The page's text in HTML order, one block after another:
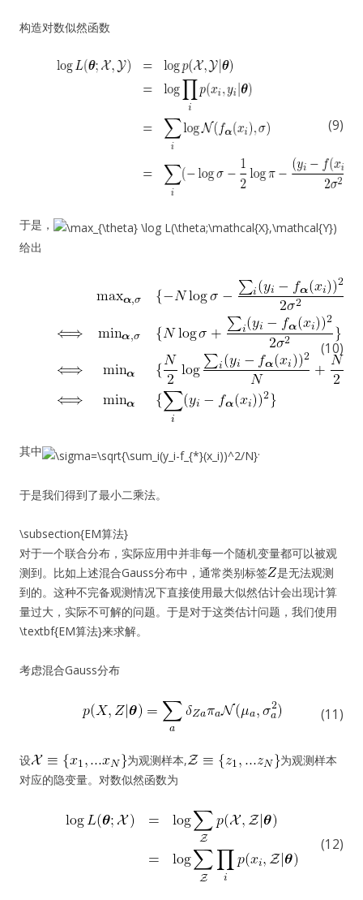
构造对数似然函数
(9)
于是，
给出
(10)
其中 .
于是我们得到了最小二乘法。
\subsection{EM算法}
对于一个联合分布，实际应用中并非每一个随机变量都可以被观
测到。比如上述混合Gauss分布中，通常类别标签
是无法观测
到的。这种不完备观测情况下直接使用最大似然估计会出现计算
量过大，实际不可解的问题。于是对于这类估计问题，我们使用
\textbf{EM算法}来求解。
考虑混合Gauss分布
(11)
设 为观测样本,
为观测样本
对应的隐变量。对数似然函数为
(12)